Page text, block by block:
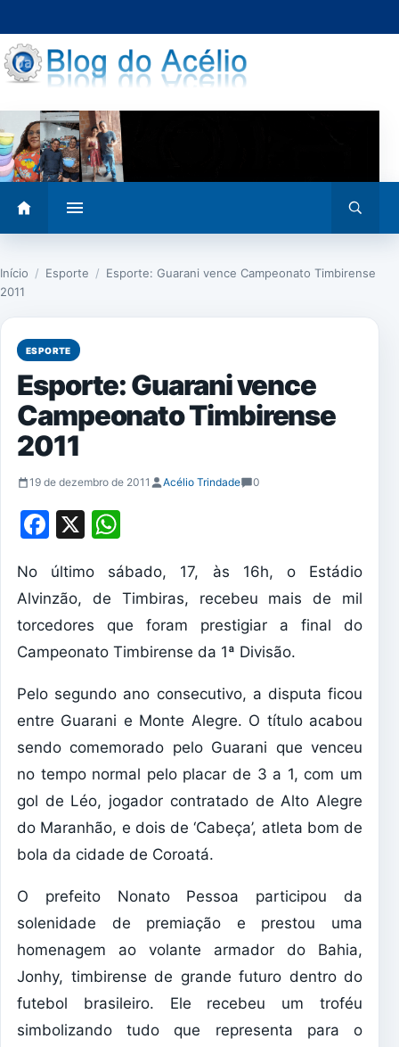
para
o
conteúdo
menu
busca
Início / Esporte / Esporte: Guarani vence Campeonato Timbirense
2011
ESPORTE
Esporte: Guarani vence
Campeonato Timbirense
2011
19 de dezembro de 2011 Acélio Trindade 0
Facebook
X
No último sábado, 17, às 16h, o Estádio
Alvinzão, de Timbiras, recebeu mais de mil
torcedores que foram prestigiar a final do
Campeonato Timbirense da 1ª Divisão.
Pelo segundo ano consecutivo, a disputa ficou
entre Guarani e Monte Alegre. O título acabou
sendo comemorado pelo Guarani que venceu
no tempo normal pelo placar de 3 a 1, com um
gol de Léo, jogador contratado de Alto Alegre
do Maranhão, e dois de ‘Cabeça’, atleta bom de
bola da cidade de Coroatá.
O prefeito Nonato Pessoa participou da
solenidade de premiação e prestou uma
homenagem ao volante armador do Bahia,
Jonhy, timbirense de grande futuro dentro do
futebol brasileiro. Ele recebeu um troféu
simbolizando tudo que representa para o